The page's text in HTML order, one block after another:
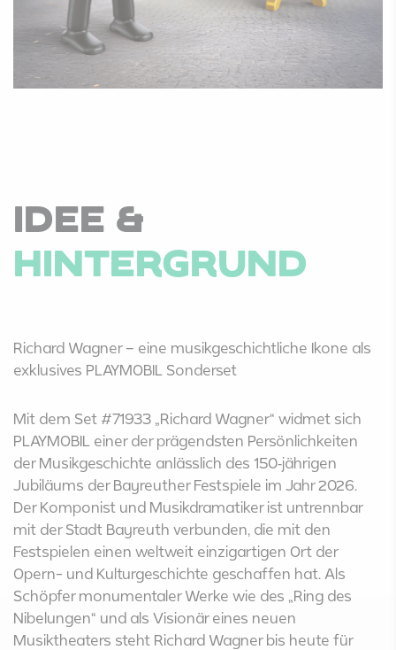
IDEE &
HINTERGRUND
Richard Wagner – eine musikgeschichtliche Ikone als
exklusives PLAYMOBIL Sonderset
Mit dem Set #71933 „Richard Wagner“ widmet sich
PLAYMOBIL einer der prägendsten Persönlichkeiten
der Musikgeschichte anlässlich des 150‑jährigen
Jubiläums der Bayreuther Festspiele im Jahr 2026.
Der Komponist und Musikdramatiker ist untrennbar
mit der Stadt Bayreuth verbunden, die mit den
Festspielen einen weltweit einzigartigen Ort der
Opern- und Kulturgeschichte geschaffen hat. Als
Schöpfer monumentaler Werke wie des „Ring des
Nibelungen“ und als Visionär eines neuen
Musiktheaters steht Richard Wagner bis heute für